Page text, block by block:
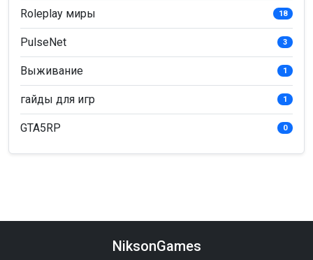
Roleplay миры 18
PulseNet 3
Выживание 1
гайды для игр 1
GTA5RP 0
NiksonGames